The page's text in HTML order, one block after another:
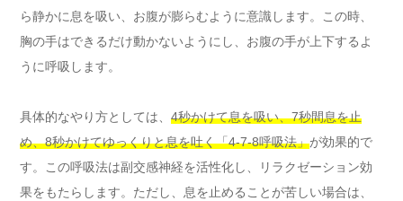
ら静かに息を吸い、お腹が膨らむように意識します。この時、
胸の手はできるだけ動かないようにし、お腹の手が上下するよ
うに呼吸します。
具体的なやり方としては、 4秒かけて息を吸い、7秒間息を止
め、8秒かけてゆっくりと息を吐く「4-7-8呼吸法」が効果的で
す。この呼吸法は副交感神経を活性化し、リラクゼーション効
果をもたらします。ただし、息を止めることが苦しい場合は、